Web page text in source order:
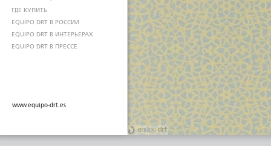
ГДЕ КУПИТЬ
EQUIPO DRT В РОССИИ
EQUIPO DRT В ИНТЕРЬЕРАХ
EQUIPO DRT В ПРЕССЕ
www.equipo-drt.es